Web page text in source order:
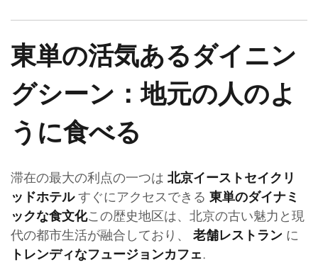
東単の活気あるダイニン
グシーン：地元の人のよ
うに食べる
滞在の最大の利点の一つは 北京イーストセイクリ
ッドホテルすぐにアクセスできる 東単のダイナミ
ックな食文化この歴史地区は、北京の古い魅力と現
代の都市生活が融合しており、 老舗レストラン に
トレンディなフュージョンカフェ.